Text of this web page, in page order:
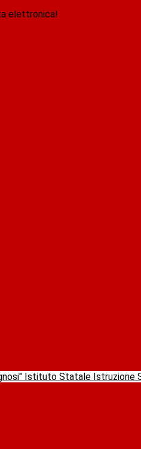
elettronica!
Istituto Statale Istruzione